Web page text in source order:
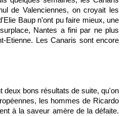
de Valenciennes, on croyait les
Baup n'ont pu faire mieux, une
Nantes a fini par ne plus
Etienne. Les Canaris sont encore
deux bons résultats de suite, qu'on
les hommes de Ricardo
à la saveur amère de la défaite.